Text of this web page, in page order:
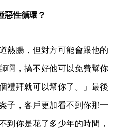
惡性循環？
熱腸，但對方可能會跟他的
啊，搞不好他可以免費幫你
禮拜就可以幫你了。」最後
子，客戶更加看不到你那一
到你是花了多少年的時間，